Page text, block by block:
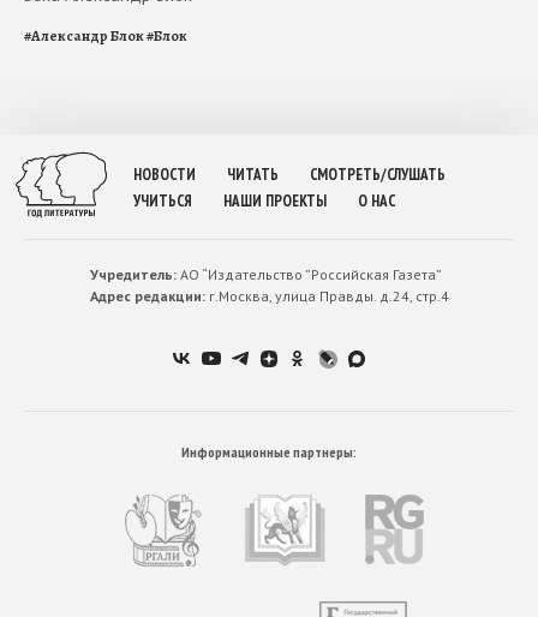
#Александр Блок#Блок
НОВОСТИ ЧИТАТЬ
СМОТРЕТЬ/СЛУШАТЬ
УЧИТЬСЯ
НАШИ ПРОЕКТЫ О НАС
Учредитель:АО “Издательство ”Российская Газета”
Адрес редакции:г.Москва, улица Правды. д.24, стр.4
Информационные партнеры: